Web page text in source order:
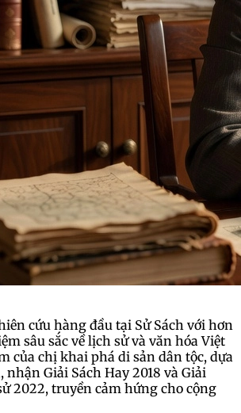
cứu hàng đầu tại Sử Sách với hơn
sâu sắc về lịch sử và văn hóa Việt
của chị khai phá di sản dân tộc, dựa
Giải Sách Hay 2018 và Giải
2022, truyền cảm hứng cho cộng